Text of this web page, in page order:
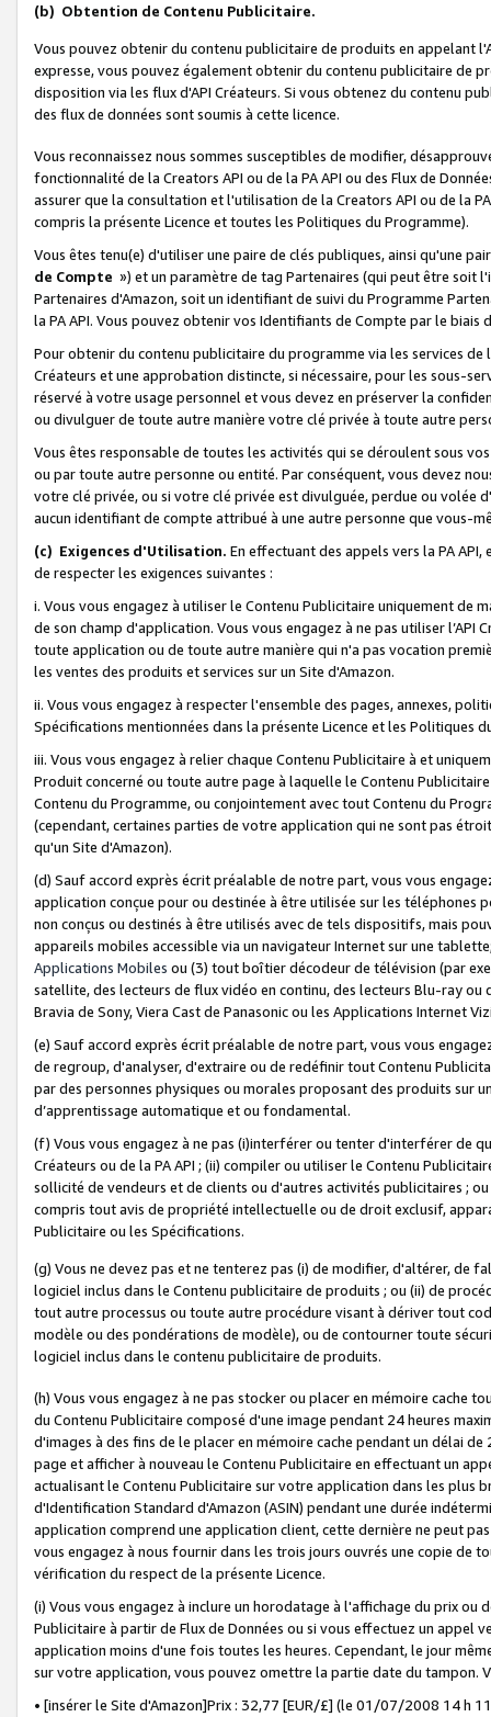
(b) Obtention de Contenu Publicitaire.
Vous pouvez obtenir du contenu publicitaire de produits en appelant
expresse, vous pouvez également obtenir du contenu publicitaire de
disposition via les flux d'API Créateurs. Si vous obtenez du contenu
des flux de données sont soumis à cette licence.
Vous reconnaissez nous sommes susceptibles de modifier,
fonctionnalité de la Creators API ou de la PA API ou des Flux de
assurer que la consultation et l'utilisation de la Creators API ou de la
compris la présente Licence et toutes les Politiques du Programme).
Vous êtes tenu(e) d'utiliser une paire de clés publiques, ainsi qu'une
de Compte ») et un paramètre de tag Partenaires (qui peut être soit
Partenaires d'Amazon, soit un identifiant de suivi du Programme
la PA API. Vous pouvez obtenir vos Identifiants de Compte par le biais
Pour obtenir du contenu publicitaire du programme via les services
Créateurs et une approbation distincte, si nécessaire, pour les sous-
réservé à votre usage personnel et vous devez en préserver la
ou divulguer de toute autre manière votre clé privée à toute autre
Vous êtes responsable de toutes les activités qui se déroulent sous
ou par toute autre personne ou entité. Par conséquent, vous devez
votre clé privée, ou si votre clé privée est divulguée, perdue ou volée
aucun identifiant de compte attribué à une autre personne que vous-
(c) Exigences d'Utilisation. En effectuant des appels vers la PA
de respecter les exigences suivantes :
i. Vous vous engagez à utiliser le Contenu Publicitaire uniquement de
de son champ d'application. Vous vous engagez à ne pas utiliser l’API
toute application ou de toute autre manière qui n'a pas vocation
les ventes des produits et services sur un Site d'Amazon.
ii. Vous vous engagez à respecter l'ensemble des pages, annexes,
Spécifications mentionnées dans la présente Licence et les Politiques
iii. Vous vous engagez à relier chaque Contenu Publicitaire à et
Produit concerné ou toute autre page à laquelle le Contenu
Contenu du Programme, ou conjointement avec tout Contenu du
(cependant, certaines parties de votre application qui ne sont pas
qu'un Site d'Amazon).
(d) Sauf accord exprès écrit préalable de notre part, vous vous
application conçue pour ou destinée à être utilisée sur les téléphones
non conçus ou destinés à être utilisés avec de tels dispositifs, mais
appareils mobiles accessible via un navigateur Internet sur une
Applications Mobiles ou (3) tout boîtier décodeur de télévision (par
satellite, des lecteurs de flux vidéo en continu, des lecteurs Blu-ray
Bravia de Sony, Viera Cast de Panasonic ou les Applications Internet
(e) Sauf accord exprès écrit préalable de notre part, vous vous
de regroup, d'analyser, d'extraire ou de redéfinir tout Contenu
par des personnes physiques ou morales proposant des produits sur
d’apprentissage automatique et ou fondamental.
(f) Vous vous engagez à ne pas (i)interférer ou tenter d'interférer de
Créateurs ou de la PA API ; (ii) compiler ou utiliser le Contenu
sollicité de vendeurs et de clients ou d'autres activités publicitaires ;
compris tout avis de propriété intellectuelle ou de droit exclusif,
Publicitaire ou les Spécifications.
(g) Vous ne devez pas et ne tenterez pas (i) de modifier, d'altérer, de
logiciel inclus dans le Contenu publicitaire de produits ; ou (ii) de
tout autre processus ou toute autre procédure visant à dériver tout
modèle ou des pondérations de modèle), ou de contourner toute
logiciel inclus dans le contenu publicitaire de produits.
(h) Vous vous engagez à ne pas stocker ou placer en mémoire cache
du Contenu Publicitaire composé d'une image pendant 24 heures
d'images à des fins de le placer en mémoire cache pendant un délai
page et afficher à nouveau le Contenu Publicitaire en effectuant un
actualisant le Contenu Publicitaire sur votre application dans les plus
d'Identification Standard d'Amazon (ASIN) pendant une durée
application comprend une application client, cette dernière ne peut
vous engagez à nous fournir dans les trois jours ouvrés une copie de
vérification du respect de la présente Licence.
(i) Vous vous engagez à inclure un horodatage à l'affichage du prix
Publicitaire à partir de Flux de Données ou si vous effectuez un appel
application moins d'une fois toutes les heures. Cependant, le jour
sur votre application, vous pouvez omettre la partie date du tampon.
• [insérer le Site d'Amazon]Prix : 32,77 [EUR/£] (le 01/07/2008 14 h